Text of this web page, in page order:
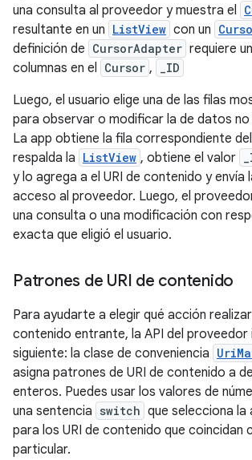
una consulta al proveedor y muestra el
resultante en un ListView con un
definición de CursorAdapter requiere
columnas en el Cursor , _ID
Luego, el usuario elige una de las filas
para observar o modificar la de datos
La app obtiene la fila correspondiente del
respalda la ListView , obtiene el valor
y lo agrega a el URI de contenido y envía
acceso al proveedor. Luego, el
una consulta o una modificación con
exacta que eligió el usuario.
Patrones de URI de contenido
Para ayudarte a elegir qué acción
contenido entrante, la API del proveedor
siguiente: la clase de conveniencia
asigna patrones de URI de contenido a
enteros. Puedes usar los valores de
una sentencia switch que selecciona la
para los URI de contenido que coincidan
particular.